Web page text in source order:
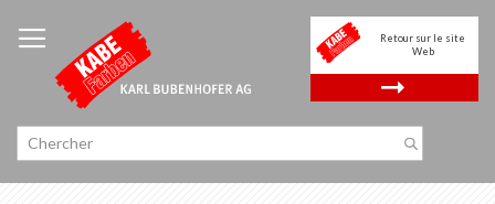
au
contenu
Retour sur le site
Web
.